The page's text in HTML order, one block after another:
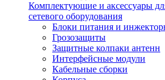
Комплектующие и аксессуары
сетевого оборудования
Блоки питания и
Грозозащиты
Защитные колпаки антенн
Интерфейсные модули
Кабельные сборки